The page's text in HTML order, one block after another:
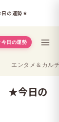
日の運勢★
今日の運勢
エンタメ＆カル
★今日の